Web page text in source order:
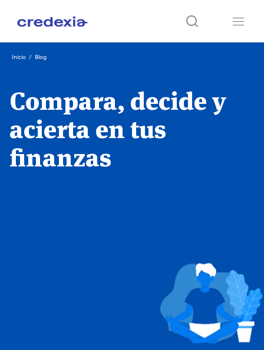
Inicio / Blog
Compara, decide y
acierta en tus
finanzas